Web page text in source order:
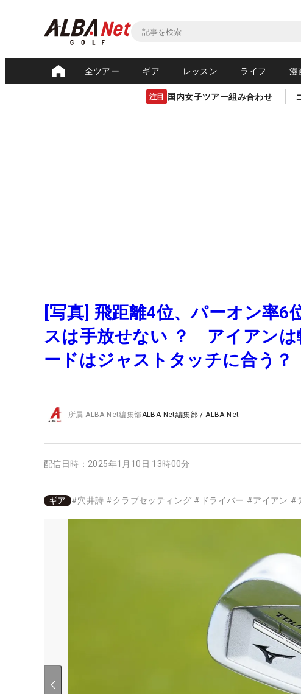
全ツアー ギア レッスン ライフ 漫
注目 国内女子ツアー組み合わせ
[写真] 飛距離4位、パーオン率
スは手放せない ？ アイアン
ードはジャストタッチに合う？
所属ALBA Net編集部ALBA Net編集部 /ALBA Net
配信日時： 2025年1月10日 13時00分
ギア #穴井詩 # クラブセッティング # ドライバー #アイアン #